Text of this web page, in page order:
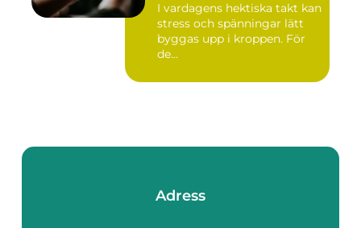
I vardagens hektiska takt kan
stress och spänningar lätt
byggas upp i kroppen. För
de...
Adress